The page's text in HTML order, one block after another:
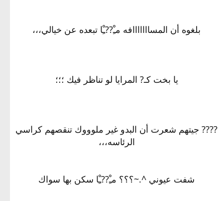
بلغوه أن المسااااااافه مـِْ??ـِْا تبعده عن خيالي،،،
يا بخت كـ? المرايا لو تناظر فيك ؛؛؛
???? جيتهم شعرت أن البدو غير ملوووك تنقصهم كراسي
الرئاسه،،،
شفت عيوني ^.~؟؟؟ مـِْ??ـِْا سكن بها سواك